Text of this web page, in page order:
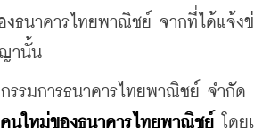
ธนาคารไทยพาณิชย์ จากที่ได้แจ้งข่
านั้น
มการธนาคารไทยพาณิชย์ จำกัด
นใหม่ของธนาคารไทยพาณิชย์ โดย